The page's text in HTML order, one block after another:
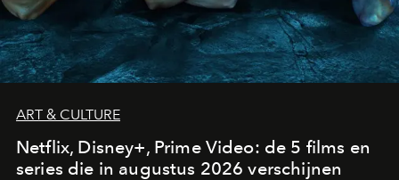
ART & CULTURE
Netflix, Disney+, Prime Video: de 5 films en
series die in augustus 2026 verschijnen